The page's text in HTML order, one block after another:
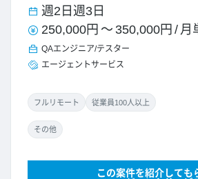
週2日 週3日
250,000円 ～ 350,000円 / 月
QAエンジニア/テスター
エージェントサービス
フルリモート 従業員100人以上
その他
この案件を紹介しても